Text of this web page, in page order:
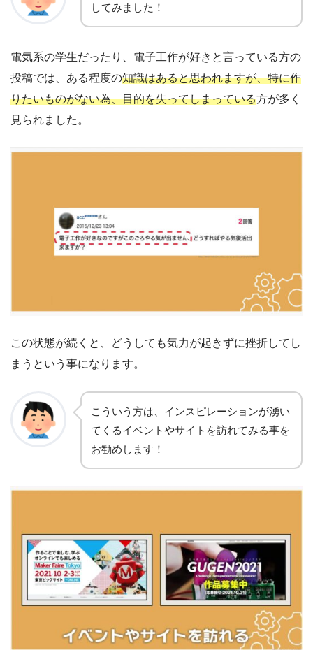
してみました ！
電気系の学生だったり、電子工作が好きと言っている方の
投稿では、ある程度の知識はあると思われますが、特に作
りたいものがない為、目的を失ってしまっている方が多く
見られました。
この状態が続くと、どうしても気力が起きずに挫折してし
まうという事になります。
こういう方は、インスピレーションが湧い
てくるイベントやサイトを訪れてみる事を
お勧めします ！